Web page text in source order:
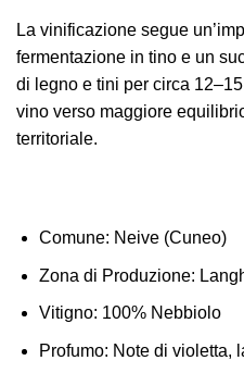
La vinificazione segue
fermentazione in tino e un
di legno e tini per circa
vino verso maggiore
territoriale.
Comune: Neive (Cuneo)
Zona di Produzione:
Vitigno: 100% Nebbiolo
Profumo: Note di violetta,